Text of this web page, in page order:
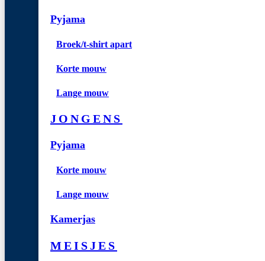
Pyjama
Broek/t-shirt apart
Korte mouw
Lange mouw
JONGENS
Pyjama
Korte mouw
Lange mouw
Kamerjas
MEISJES